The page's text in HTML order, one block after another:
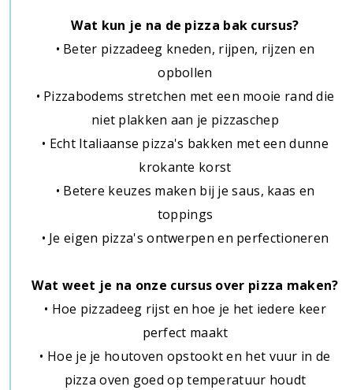
Wat kun je na de pizza bak cursus?
• Beter pizzadeeg kneden, rijpen, rijzen en
opbollen
• Pizzabodems stretchen met een mooie rand die
niet plakken aan je pizzaschep
• Echt Italiaanse pizza's bakken met een dunne
krokante korst
• Betere keuzes maken bij je saus, kaas en
toppings
• Je eigen pizza's ontwerpen en perfectioneren
Wat weet je na onze cursus over pizza maken?
• Hoe pizzadeeg rijst en hoe je het iedere keer
perfect maakt
• Hoe je je houtoven opstookt en het vuur in de
pizza oven goed op temperatuur houdt